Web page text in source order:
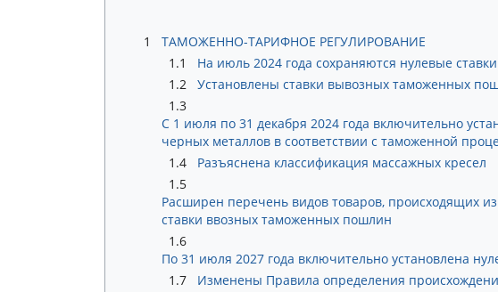
1
ТАМОЖЕННО-ТАРИФНОЕ РЕГУЛИРОВАНИЕ
1.1
На июль 2024 года сохраняются нулевые
1.2
Установлены ставки вывозных таможенных
1.3
С 1 июля по 31 декабря 2024 года включительно
черных металлов в соответствии с таможенной
1.4
Разъяснена классификация массажных кресел
1.5
Расширен перечень видов товаров, происходящих
ставки ввозных таможенных пошлин
1.6
По 31 июля 2027 года включительно установлена
1.7
Изменены Правила определения